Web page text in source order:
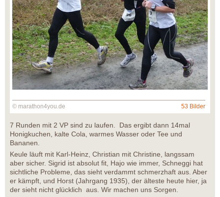
© marathon4you.de 53 Bilder
7 Runden mit 2 VP sind zu laufen. Das ergibt dann 14mal
Honigkuchen, kalte Cola, warmes Wasser oder Tee und
Bananen.
Keule läuft mit Karl-Heinz, Christian mit Christine, langssam
aber sicher. Sigrid ist absolut fit, Hajo wie immer, Schneggi hat
sichtliche Probleme, das sieht verdammt schmerzhaft aus. Aber
er kämpft, und Horst (Jahrgang 1935), der älteste heute hier, ja
der sieht nicht glücklich aus. Wir machen uns Sorgen.